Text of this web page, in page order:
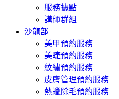
服務據點
講師群組
沙龍部
美甲預約服務
美睫預約服務
紋繡預約服務
皮膚管理預約服務
熱蠟除毛預約服務